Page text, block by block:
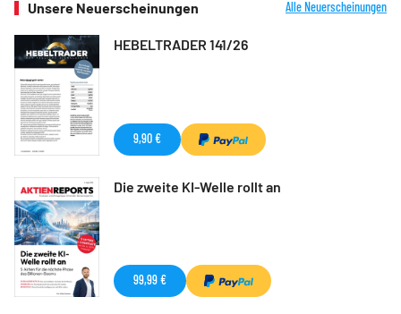
Unsere Neuerscheinungen Alle Neuerscheinungen
HEBELTRADER 141/26
9,90 €
Die zweite KI-Welle rollt an
99,99 €